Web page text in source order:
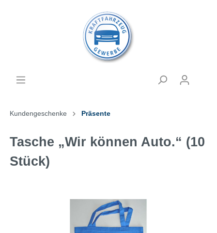
Kundengeschenke Präsente
Tasche „Wir können Auto.“ (10
Stück)